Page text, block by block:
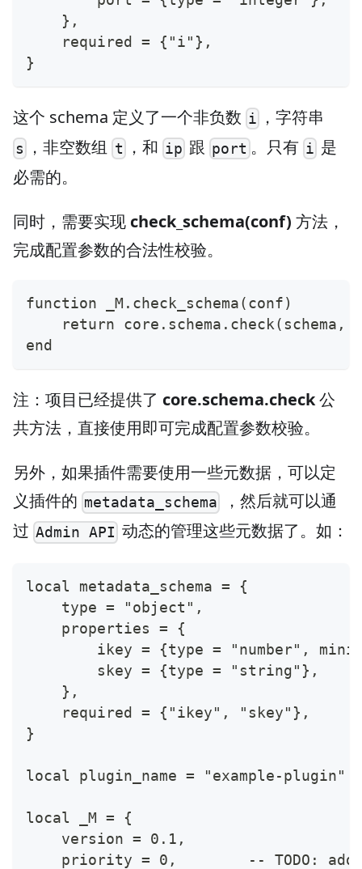
    },
    required = {"i"},
}
这个 schema 定义了一个非负数 i ，字符串
s ，非空数组 t ，和 ip 跟port 。只有 i是
必需的。
同时，需要实现 check_schema(conf) 方法，
完成配置参数的合法性校验。
function _M.check_schema(conf)
return core.schema.check(schema,
end
注：项目已经提供了 core.schema.check公
共方法，直接使用即可完成配置参数校验。
另外，如果插件需要使用一些元数据，可以定
义插件的 metadata_schema
，然后就可以通
过 Admin API 动态的管理这些元数据了。如：
local metadata_schema = {
    type = "object",
    properties = {
ikey = {type = "number",
        skey = {type = "string"},
    },
    required = {"ikey", "skey"},
}
local plugin_name = "example-plugin"
local _M = {
    version = 0.1,
priority = 0,        -- TODO: